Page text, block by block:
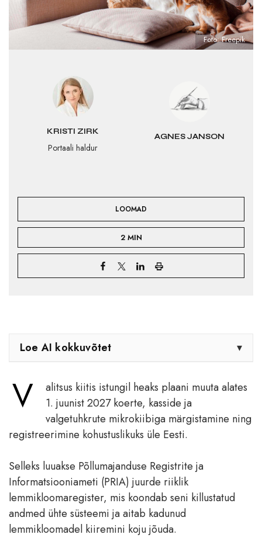
KRISTI ZIRK
Portaali haldur
AGNES JANSON
LOOMAD
2 MIN
Foto: Freepik
Loe AI kokkuvõtet ▾
V
alitsus kiitis istungil heaks plaani muuta alates
1. juunist 2027 koerte, kasside ja
valgetuhkrute mikrokiibiga märgistamine ning
registreerimine kohustuslikuks üle Eesti.
Selleks luuakse Põllumajanduse Registrite ja
Informatsiooniameti (PRIA) juurde riiklik
lemmikloomaregister, mis koondab seni killustatud
andmed ühte süsteemi ja aitab kadunud
lemmikloomadel kiiremini koju jõuda.